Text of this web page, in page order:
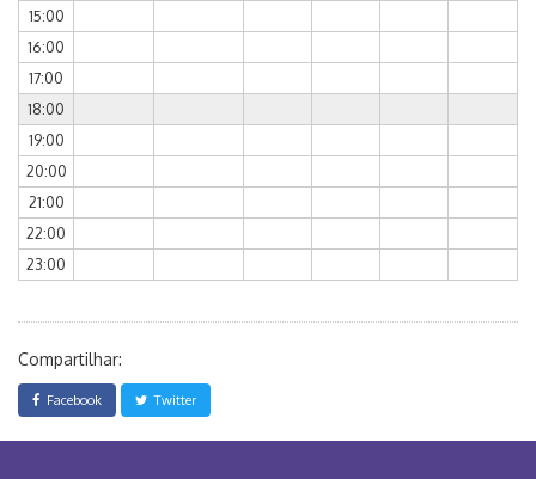
15:00
16:00
17:00
18:00
19:00
20:00
21:00
22:00
23:00
Compartilhar:
Facebook Twitter